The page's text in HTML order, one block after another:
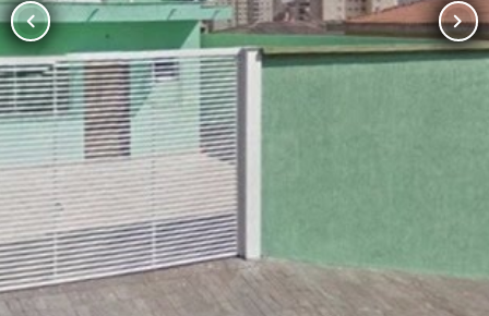
chevron_left chevron_right